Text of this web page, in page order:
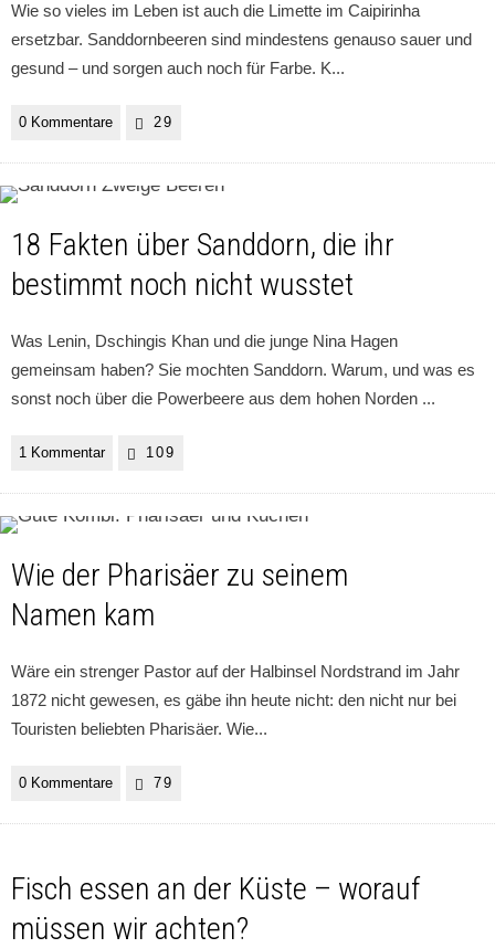
Wie so vieles im Leben ist auch die Limette im Caipirinha
ersetzbar. Sanddornbeeren sind mindestens genauso sauer und
gesund – und sorgen auch noch für Farbe. K...
0 Kommentare 29
18 Fakten über Sanddorn, die ihr
bestimmt noch nicht wusstet
Was Lenin, Dschingis Khan und die junge Nina Hagen
gemeinsam haben? Sie mochten Sanddorn. Warum, und was es
sonst noch über die Powerbeere aus dem hohen Norden ...
1 Kommentar 109
Wie der Pharisäer zu seinem
Namen kam
Wäre ein strenger Pastor auf der Halbinsel Nordstrand im Jahr
1872 nicht gewesen, es gäbe ihn heute nicht: den nicht nur bei
Touristen beliebten Pharisäer. Wie...
0 Kommentare 79
Fisch essen an der Küste – worauf
müssen wir achten?